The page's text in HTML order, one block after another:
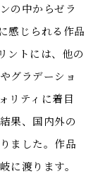
の中からゼラ
感じられる作品
ントには、他の
グラデーショ
リティに着目
果、国内外の
ました。作品
に渡ります。